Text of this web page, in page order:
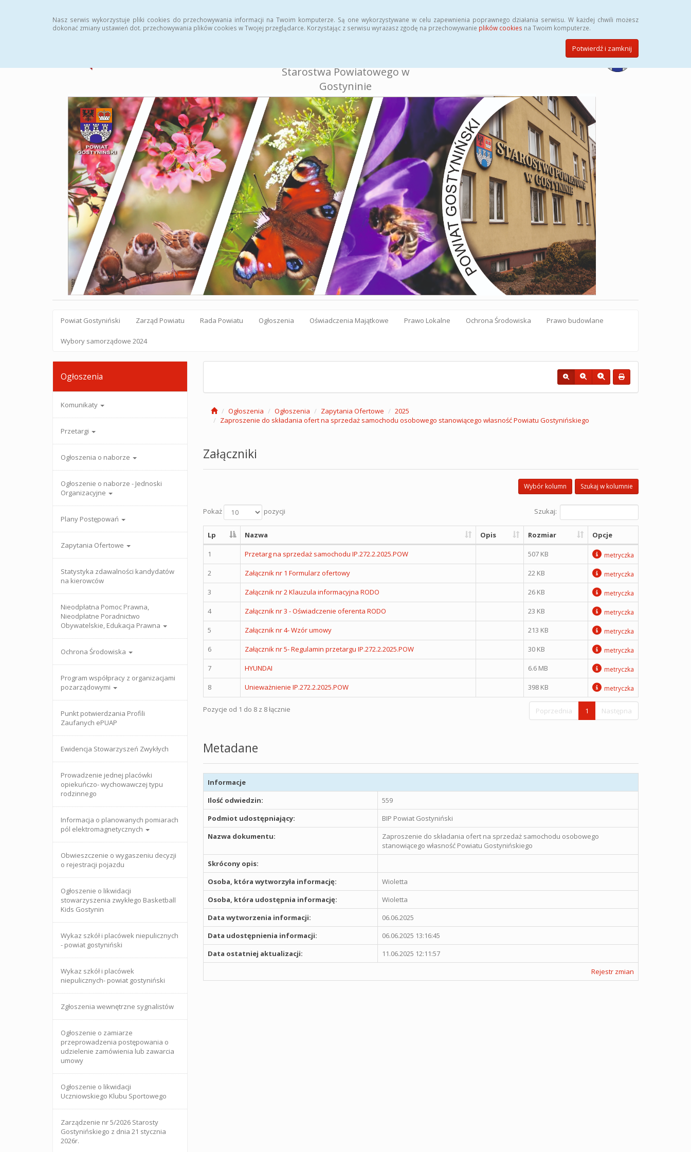
Nasz serwis wykorzystuje pliki cookies do przechowywania informacji na Twoim komputerze. Są one wykorzystywane w celu zapewnienia poprawnego działania serwisu. W każdej chwili możesz
dokonać zmiany ustawień dot. przechowywania plików cookies w Twojej przeglądarce. Korzystając z serwisu wyrażasz zgodę na przechowywanie plików cookies na Twoim komputerze.
Potwierdź i zamknij
Starostwa Powiatowego w
Gostyninie
Powiat Gostyniński Zarząd Powiatu Rada Powiatu Ogłoszenia Oświadczenia Majątkowe Prawo Lokalne Ochrona Środowiska Prawo budowlane
Wybory samorządowe 2024
Ogłoszenia
Komunikaty
Przetargi
Ogłoszenia o naborze
Ogłoszenie o naborze - Jednoski
Organizacyjne
Plany Postępowań
Zapytania Ofertowe
Statystyka zdawalności kandydatów
na kierowców
Nieodpłatna Pomoc Prawna,
Nieodpłatne Poradnictwo
Obywatelskie, Edukacja Prawna
Ochrona Środowiska
Program współpracy z organizacjami
pozarządowymi
Punkt potwierdzania Profili
Zaufanych ePUAP
Ewidencja Stowarzyszeń Zwykłych
Prowadzenie jednej placówki
opiekuńczo- wychowawczej typu
rodzinnego
Informacja o planowanych pomiarach
pól elektromagnetycznych
Obwieszczenie o wygaszeniu decyzji
o rejestracji pojazdu
Ogłoszenie o likwidacji
stowarzyszenia zwykłego Basketball
Kids Gostynin
Wykaz szkół i placówek niepulicznych
- powiat gostyniński
Wykaz szkół i placówek
niepulicznych- powiat gostyniński
Zgłoszenia wewnętrzne sygnalistów
Ogłoszenie o zamiarze
przeprowadzenia postępowania o
udzielenie zamówienia lub zawarcia
umowy
Ogłoszenie o likwidacji
Uczniowskiego Klubu Sportowego
Zarządzenie nr 5/2026 Starosty
Gostynińskiego z dnia 21 stycznia
2026r.
Ogłoszenia Ogłoszenia Zapytania Ofertowe
2025
Zaproszenie do składania ofert na sprzedaż samochodu osobowego stanowiącego własność Powiatu Gostynińskiego
Załączniki
Szukaj w kolumnie
Wybór kolumn
Pokaż pozycji Szukaj:
Lp Nazwa Opis Rozmiar Opcje
1 Przetarg na sprzedaż samochodu IP.272.2.2025.POW 507 KB metryczka
2 Załącznik nr 1 Formularz ofertowy 22 KB metryczka
3 Załącznik nr 2 Klauzula informacyjna RODO 26 KB metryczka
4 Załącznik nr 3 - Oświadczenie oferenta RODO 23 KB metryczka
5 Załącznik nr 4- Wzór umowy 213 KB metryczka
6 Załącznik nr 5- Regulamin przetargu IP.272.2.2025.POW 30 KB metryczka
7 HYUNDAI 6.6 MB metryczka
8 Unieważnienie IP.272.2.2025.POW 398 KB metryczka
Pozycje od 1 do 8 z 8 łącznie Poprzednia 1 Następna
Metadane
Informacje
Ilość odwiedzin:
559
Podmiot udostępniający:
BIP Powiat Gostyniński
Nazwa dokumentu:
Zaproszenie do składania ofert na sprzedaż samochodu osobowego
stanowiącego własność Powiatu Gostynińskiego
Skrócony opis:
Osoba, która wytworzyła informację:
Wioletta
Osoba, która udostępnia informację:
Wioletta
Data wytworzenia informacji:
06.06.2025
Data udostępnienia informacji:
06.06.2025 13:16:45
Data ostatniej aktualizacji:
11.06.2025 12:11:57
Rejestr zmian